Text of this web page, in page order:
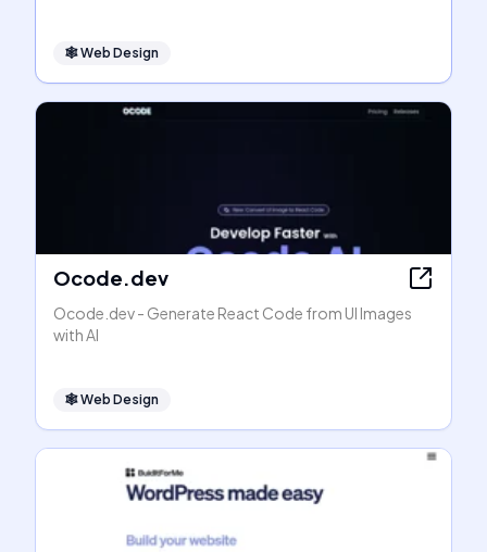
🕸Web Design
Ocode.dev
Ocode.dev - Generate React Code from UI Images
with AI
🕸Web Design